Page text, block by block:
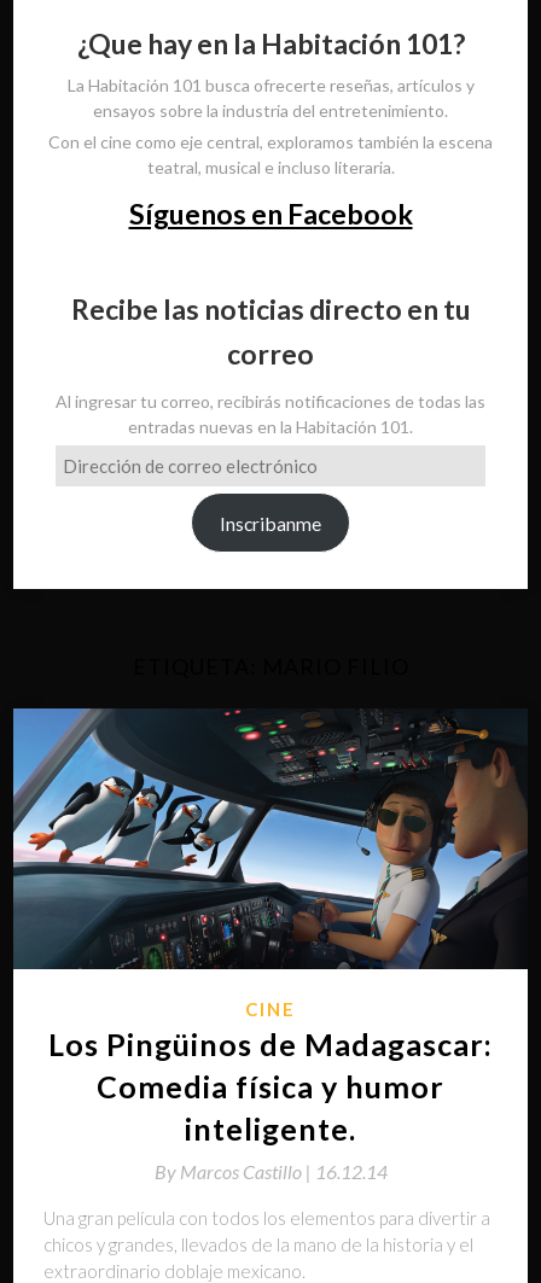
¿Que hay en la Habitación 101?
La Habitación 101 busca ofrecerte reseñas, artículos y
ensayos sobre la industria del entretenimiento.
Con el cine como eje central, exploramos también la escena
teatral, musical e incluso literaria.
Síguenos en Facebook
Recibe las noticias directo en tu
correo
Al ingresar tu correo, recibirás notificaciones de todas las
entradas nuevas en la Habitación 101.
Dirección
de
Inscribanme
CINE
Los Pingüinos de Madagascar:
Comedia física y humor
inteligente.
By Marcos Castillo | 16.12.14
Una gran película con todos los elementos para divertir a
chicos y grandes, llevados de la mano de la historia y el
extraordinario doblaje mexicano.